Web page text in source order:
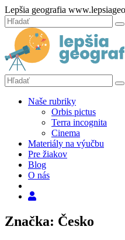
Hore
Lepšia geografia
Zatvoriť
Hľadať:
Hľadať:
Naše rubriky
Orbis pictus
Terra incognita
Cinema
Materiály na výučbu
Pre žiakov
Blog
O nás
Značka: Česko